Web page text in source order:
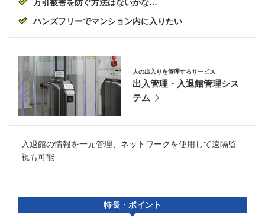
万引被害を防ぐ方法はないかな…
ハンズフリーでマンション内に入りたい
人の出入りを管理するサービス
出入管理・入退館管理シス
テム
入退館の情報を一元管理、ネットワークを使用して遠隔監
視も可能
特長・ポイント